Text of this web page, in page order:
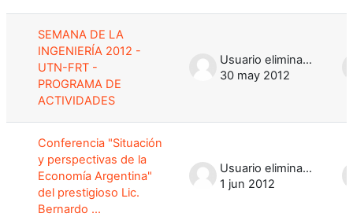
SEMANA DE LA
INGENIERÍA 2012 -
UTN-FRT -
PROGRAMA DE
ACTIVIDADES
Usuario eliminado
30 may 2012
Conferencia "Situación
y perspectivas de la
Economía Argentina"
del prestigioso Lic.
Bernardo ...
Usuario eliminado
1 jun 2012